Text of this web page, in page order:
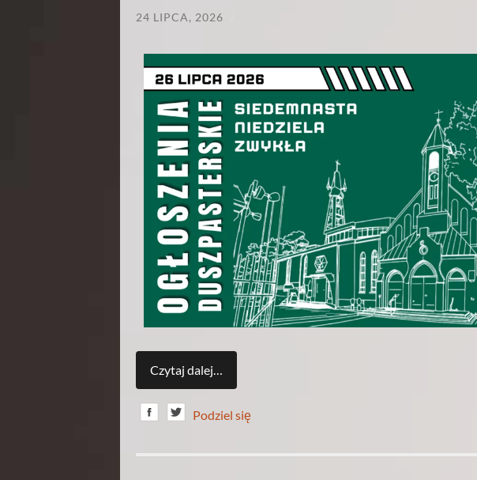
24 LIPCA, 2026
Czytaj dalej…
Podziel się